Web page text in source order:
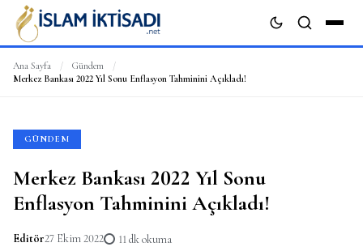
ARA
Ana Sayfa / Gündem
/
Merkez Bankası 2022 Yıl Sonu Enflasyon Tahminini Açıkladı!
GÜNDEM
Merkez Bankası 2022 Yıl Sonu
Enflasyon Tahminini Açıkladı!
Editör27 Ekim 2022 11 dk okuma